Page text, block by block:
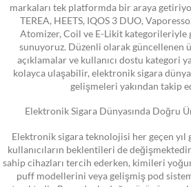
markaları tek platformda bir araya
TEREA, HEETS, IQOS 3 DUO,
Atomizer, Coil ve E-Likit kategorileriyle
sunuyoruz. Düzenli olarak güncellenen
açıklamalar ve kullanıcı dostu kategori
kolayca ulaşabilir, elektronik sigara
gelişmeleri yakından takip
Elektronik Sigara Dünyasında Doğru
Elektronik sigara teknolojisi her geçen yıl
kullanıcıların beklentileri de
sahip cihazları tercih ederken, kimileri
puff modellerini veya gelişmiş pod